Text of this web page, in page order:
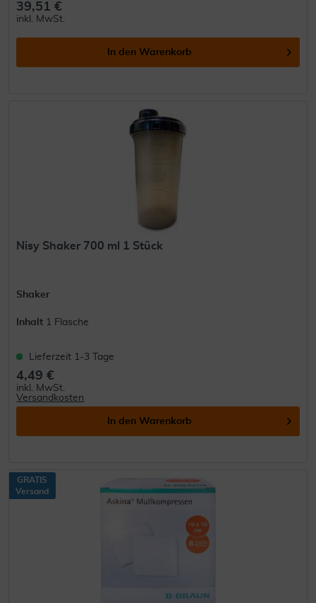
39,51 €
inkl. MwSt.
In den Warenkorb
Nisy Shaker 700 ml 1 Stück
Shaker
Inhalt 1 Flasche
Lieferzeit 1-3 Tage
4,49 €
inkl. MwSt.
Versandkosten
In den Warenkorb
GRATIS
Versand